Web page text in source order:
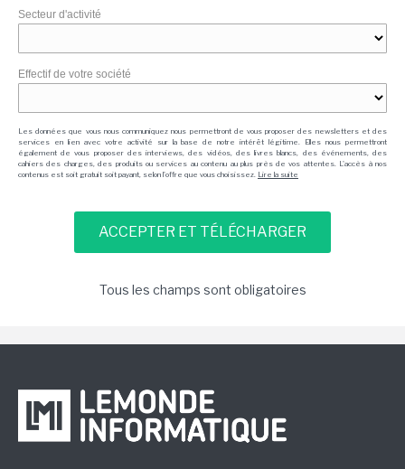
Secteur d'activité
Effectif de votre société
Les données que vous nous communiquez nous permettront de vous proposer des newsletters et des
services en lien avec votre activité sur la base de notre intérêt légitime. Elles nous permettront
également de vous proposer des interviews, des vidéos, des livres blancs, des événements, des
cahiers des charges, des produits ou services au contenu au plus près de vos attentes. L'accès à nos
contenus est soit gratuit soit payant, selon l'offre que vous choisissez. Lire la suite
Tous les champs sont obligatoires